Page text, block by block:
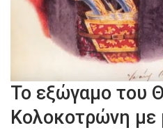
Το εξώγαμο του
Κολοκοτρώνη με